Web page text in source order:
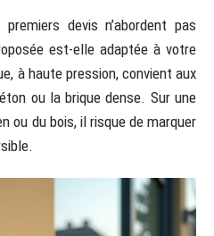
devis n’abordent pas
est-elle adaptée à votre
à haute pression, convient aux
ou la brique dense. Sur une
ou du bois, il risque de marquer